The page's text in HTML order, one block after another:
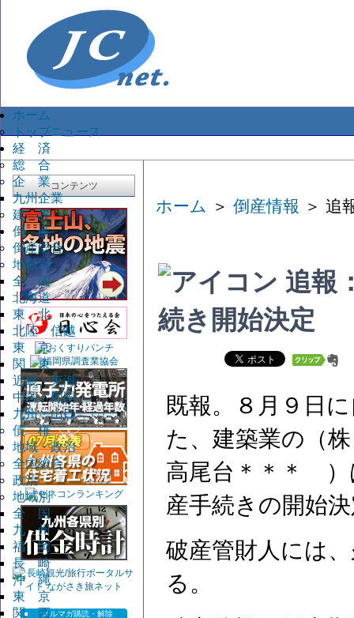
ホーム
トップニュース
経 済
総 合
企 業
九州企業
建 設
倒 産
倒産総合
地域別
全 国
北海道
東 北
北陸・信越
東 京
関 東
近畿・東海
中国・四国
九州・山口
債 権
地域・政治
全国総合
政治
地域別
全 国
九 州
福 岡
長 崎
沖 縄
東 京
関 西
コンテンツ
メルマガ購読・解除
ホーム ＞ 倒産情報 ＞ 追
追報
続き開始決定
既報。８月９日
た、建築業の（
高尾台＊＊＊ ）
産手続きの開始
破産管財人には
る。